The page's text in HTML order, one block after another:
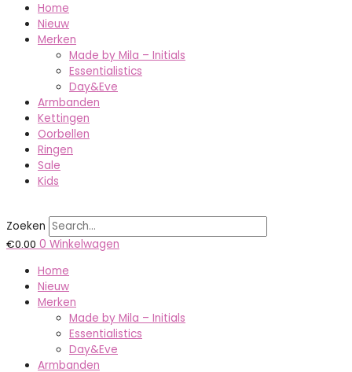
Home
Nieuw
Merken
Made by Mila – Initials
Essentialistics
Day&Eve
Armbanden
Kettingen
Oorbellen
Ringen
Sale
Kids
Zoeken
€0.00 0 Winkelwagen
Home
Nieuw
Merken
Made by Mila – Initials
Essentialistics
Day&Eve
Armbanden